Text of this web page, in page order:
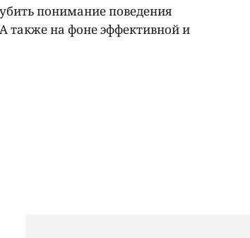
понимание поведения
также на фоне эффективной и